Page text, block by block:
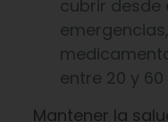
cubrir desde
entre 20 y
Mantener la